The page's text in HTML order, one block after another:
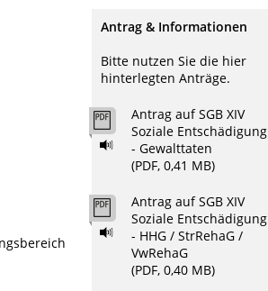
Antrag & Informationen
Bitte nutzen Sie die hier
hinterlegten Anträge.
Antrag auf SGB XIV
Soziale Entschädigung
- Gewalttaten
(PDF, 0,41 MB)
Antrag auf SGB XIV
Soziale Entschädigung
- HHG / StrRehaG /
VwRehaG
(PDF, 0,40 MB)